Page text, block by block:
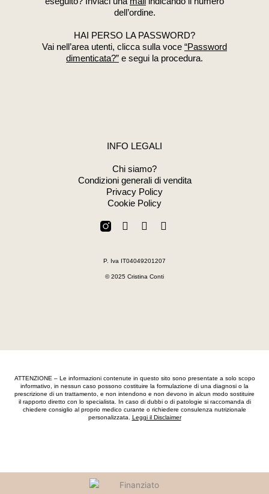
dell’ordine.
HAI PERSO LA PASSWORD?
Vai nell’area utenti, clicca sulla voce “Password
dimenticata?” e segui la procedura.
INFO LEGALI
Chi siamo?
Condizioni generali di vendita
Privacy Policy
Cookie Policy
F
e
o
W
t
a
E
e
o
P. Iva IT04049201207
© 2025 Cristina Conti
ATTENZIONE – Le informazioni contenute in questo sito sono presentate a solo scopo
informativo, in nessun caso possono costituire la formulazione di una diagnosi o la
prescrizione di un trattamento, e non intendono e non devono in alcun modo sostituire
il rapporto diretto con lo specialista. In caso di dubbi o di patologie si raccomanda di
chiedere consiglio al proprio medico curante o richiedere consulenza nutrizionale
personalizzata. Leggi il Disclaimer